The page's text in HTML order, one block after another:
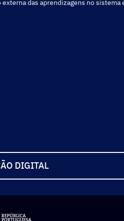
das aprendizagens no
DIGITAL